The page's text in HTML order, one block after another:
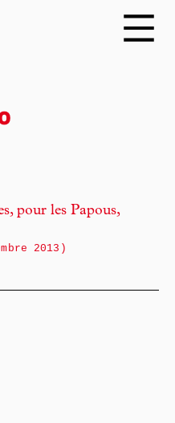
pour les Papous,
2013)